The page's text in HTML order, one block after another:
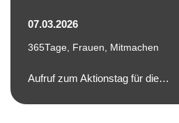
07.03.2026
365Tage Frauen Mitmachen
Aufruf zum Aktionstag für die…